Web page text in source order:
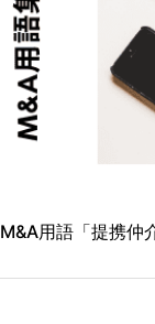
M&A用語「提携仲